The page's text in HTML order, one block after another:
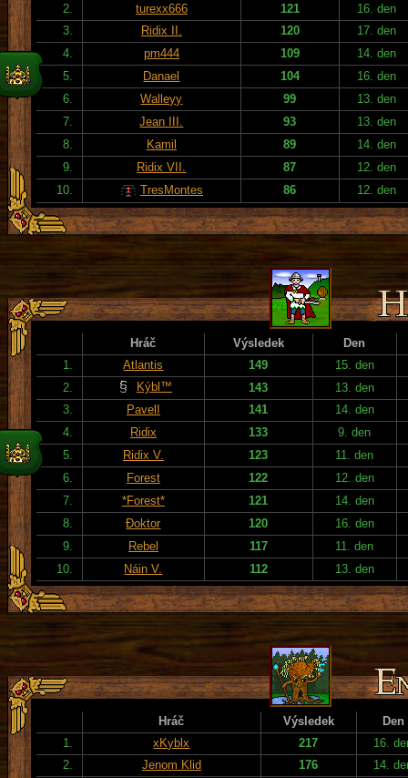
2.
turexx666 121
16. den
3.
Ridix II. 120
17. den
4.
pm444 109
14. den
5.
Danael 104
16. den
6.
Walleyy 99
13. den
7.
Jean III. 93
13. den
8.
Kamil 89
14. den
9.
Ridix VII. 87
12. den
10.
TresMontes 86 12. den
Hráč Výsledek
Den
1.
Atlantis 149
15. den
2.
Kýbl™ 143
13. den
3.
PavelI 141
14. den
4.
Ridix 133
9. den
5.
Ridix V. 123
11. den
6.
Forest 122
12. den
7.
*Forest* 121
14. den
8.
Đoktor 120
16. den
9.
Rebel 117
11. den
10.
Náin V. 112 13. den
Hráč Výsledek
Den
1.
xKyblx 217
16.
2.
Jenom Klid 176
14.